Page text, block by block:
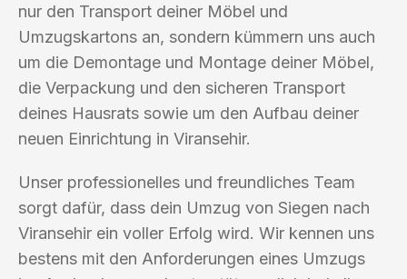
nur den Transport deiner Möbel und
Umzugskartons an, sondern kümmern uns auch
um die Demontage und Montage deiner Möbel,
die Verpackung und den sicheren Transport
deines Hausrats sowie um den Aufbau deiner
neuen Einrichtung in Viransehir.
Unser professionelles und freundliches Team
sorgt dafür, dass dein Umzug von Siegen nach
Viransehir ein voller Erfolg wird. Wir kennen uns
bestens mit den Anforderungen eines Umzugs